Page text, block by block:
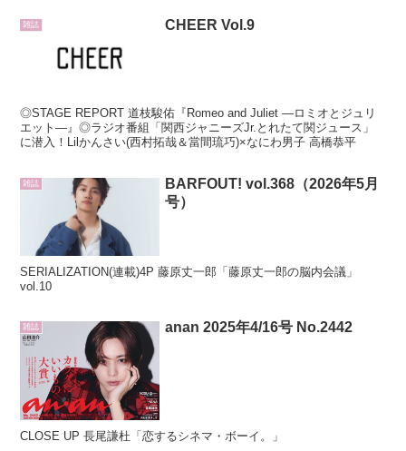
雑誌 CHEER Vol.9
◎STAGE REPORT 道枝駿佑『Romeo and Juliet ―ロミオとジュリ
エット―』◎ラジオ番組「関西ジャニーズJr.とれたて関ジュース」
に潜入！Lilかんさい(西村拓哉＆當間琉巧)×なにわ男子 高橋恭平
雑誌
BARFOUT! vol.368（2026年5月
号）
SERIALIZATION(連載)4P 藤原丈一郎「藤原丈一郎の脳内会議」
vol.10
雑誌 anan 2025年4/16号 No.2442
CLOSE UP 長尾謙杜「恋するシネマ・ボーイ。」